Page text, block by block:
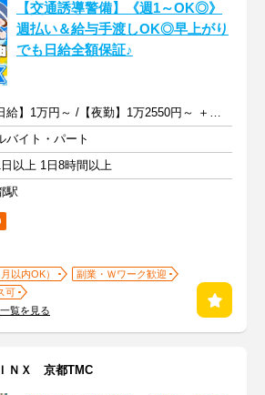
【交通誘導警備】《週1～OK◎》
週払い＆給与手渡しOK◎早上がり
でも日給全額保証♪
【日給】1万円～ /【夜勤】1万2550円～ ＋交通費一部支給
バイト・パート
以上 1日8時間以上
駅
以内OK）
副業・Ｗワーク歓迎
可
覧を見る
ＮＸ 京都TMC